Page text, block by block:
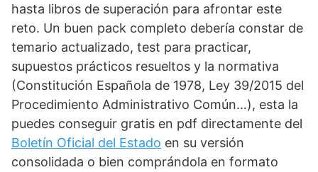
hasta libros de superación para afrontar este
reto. Un buen pack completo debería constar de
temario actualizado, test para practicar,
supuestos prácticos resueltos y la normativa
(Constitución Española de 1978, Ley 39/2015 del
Procedimiento Administrativo Común…), esta la
puedes conseguir gratis en pdf directamente del
Boletín Oficial del Estado en su versión
consolidada o bien comprándola en formato